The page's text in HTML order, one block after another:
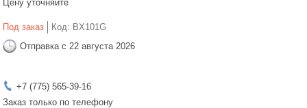
Цену уточняйте
Под заказ Код: BX101G
Отправка с 22 августа 2026
+7 (775) 565-39-16
Заказ только по телефону